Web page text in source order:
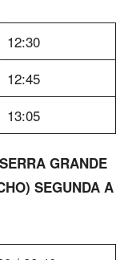
12:30
12:45
13:05
GRANDE
SEGUNDA A